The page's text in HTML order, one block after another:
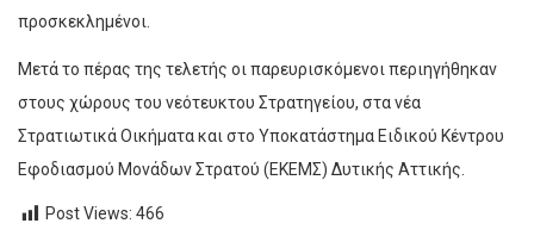
προσκεκλημένοι.
Μετά το πέρας της τελετής οι παρευρισκόμενοι περιηγήθηκαν
στους χώρους του νεότευκτου Στρατηγείου, στα νέα
Στρατιωτικά Οικήματα και στο Υποκατάστημα Ειδικού Κέντρου
Εφοδιασμoύ Μονάδων Στρατού (ΕΚΕΜΣ) Δυτικής Αττικής.
Post Views: 466